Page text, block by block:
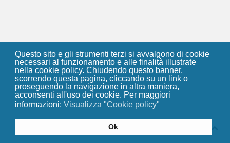
Questo sito e gli strumenti terzi si avvalgono di cookie
necessari al funzionamento e alle finalità illustrate
nella cookie policy. Chiudendo questo banner,
scorrendo questa pagina, cliccando su un link o
proseguendo la navigazione in altra maniera,
acconsenti all'uso dei cookie. Per maggiori
informazioni: Visualizza "Cookie policy"
Ok